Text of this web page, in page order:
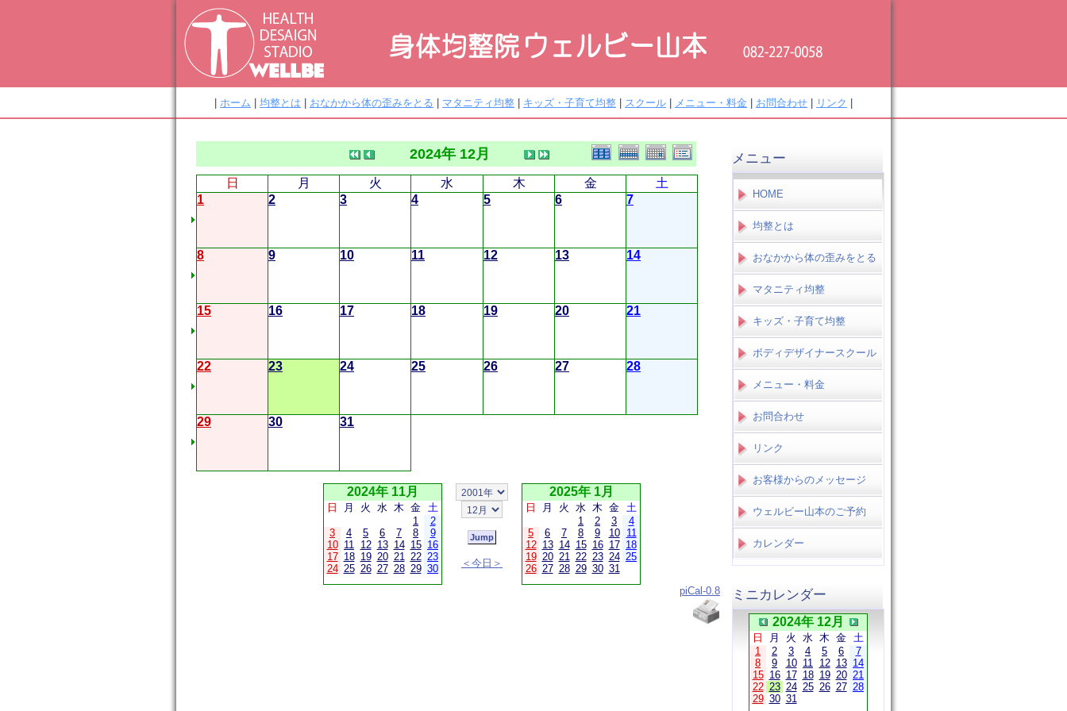
ホーム 均整とは おなかから体の歪みをとる マタニティ均整 キッズ・子育て均整 スクール メニュー・料金 お問合わせ リンク
2024年 12月
日 月 火 水 木 金
土
1
2 3 4 5 6 7
8 9 10 11 12 13 14
15 16 17 18 19 20 21
22 23 24 25 26 27 28
29 30 31
2024年 11月
日 月 火 水 木 金 土
1
2
3
4 5 6 7 8
9
10 11 12 13 14 15 16
17 18 19 20 21 22 23
24 25 26 27 28 29 30 ＜今日＞
2025年 1月
日 月 火 水 木 金 土
1
2 3
4
5
6 7 8 9 10
11
12 13 14 15 16 17 18
19 20 21 22 23 24 25
26 27 28 29 30 31
piCal-0.8
メニュー
HOME
均整とは
おなかから体の歪みをとる
マタニティ均整
キッズ・子育て均整
ボディデザイナースクール
メニュー・料金
お問合わせ
リンク
お客様からのメッセージ
ウェルビー山本のご予約
カレンダー
ミニカレンダー
2024年 12月
日 月 火 水 木 金 土
1
2 3 4 5 6
7
8
9 10 11 12 13 14
15 16 17 18 19 20 21
22 23 24 25 26 27 28
29 30 31